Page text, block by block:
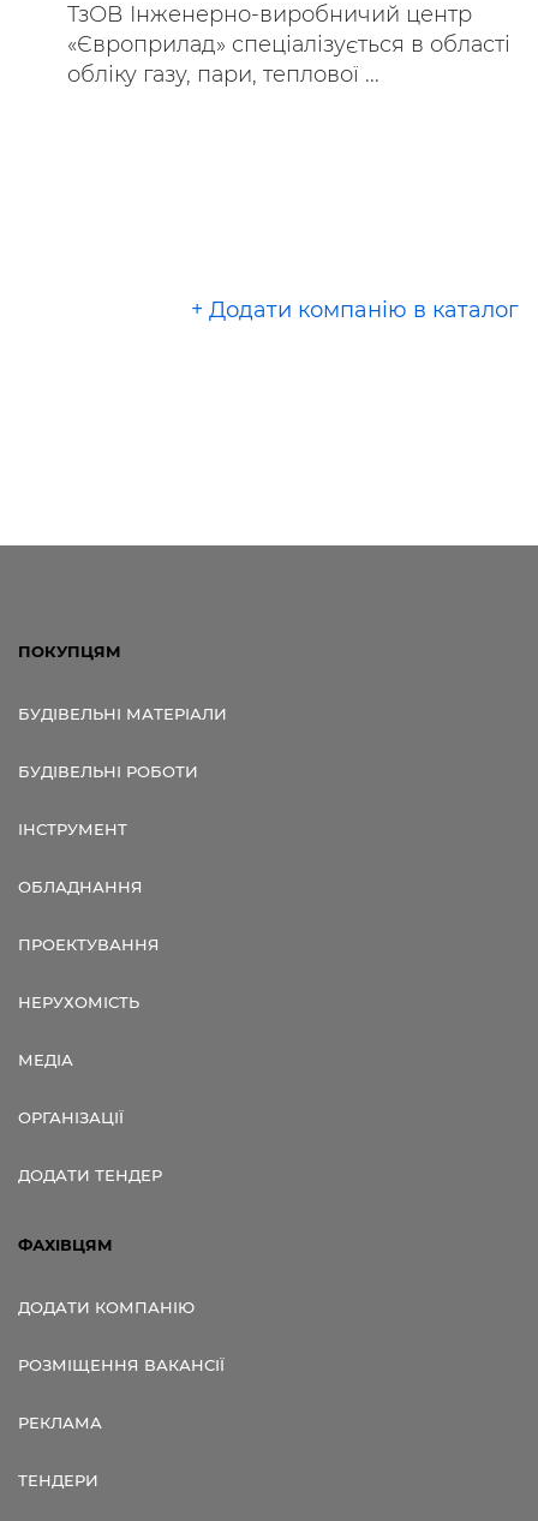
ТзОВ Інженерно-виробничий центр
«Європрилад» спеціалізується в області
обліку газу, пари, теплової ...
+ Додати компанію в каталог
ПОКУПЦЯМ
БУДІВЕЛЬНІ МАТЕРІАЛИ
БУДІВЕЛЬНІ РОБОТИ
ІНСТРУМЕНТ
ОБЛАДНАННЯ
ПРОЕКТУВАННЯ
НЕРУХОМІСТЬ
МЕДІА
ОРГАНІЗАЦІЇ
ДОДАТИ ТЕНДЕР
ФАХІВЦЯМ
ДОДАТИ КОМПАНІЮ
РОЗМІЩЕННЯ ВАКАНСІЇ
РЕКЛАМА
ТЕНДЕРИ